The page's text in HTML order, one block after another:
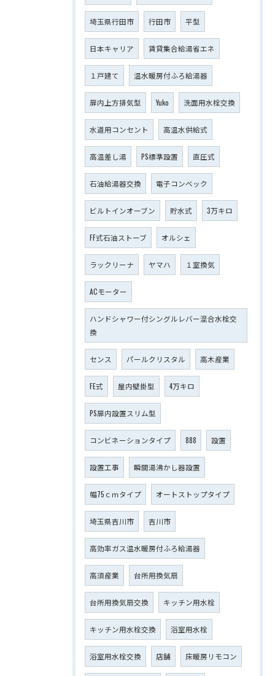
埼玉県行田市 行田市 平型
日本キャリア 賃貸集合給湯省エネ
１戸建て 温水暖房付ふろ給湯器
扉内上方排気型 Yuko 洗面用水栓交換
水道用コンセント 高温水供給式
高温差し湯 PS標準設置 直圧式
石油給湯器交換 電子コンベック
ビルトインオーブン 貯水式 3万キロ
FF式石油ストーブ オルシェ
ラックリーナ ヤマハ １室換気
ACモーター
ハンドシャワー付シングルレバー混合水栓交
換
センス パールクリスタル 高木産業
FE式 屋内壁掛型 4万キロ
PS扉内設置スリム型
コンビネーションタイプ 888 設置
設置工事 瞬間湯沸かし器設置
幅75ｃｍタイプ オートストップタイプ
埼玉県吉川市 吉川市
高効率ガス温水暖房付ふろ給湯器
高須産業 台所用換気扇
台所用換気扇交換 キッチン用水栓
キッチン用水栓交換 浴室用水栓
浴室用水栓交換 店舗 床暖房リモコン